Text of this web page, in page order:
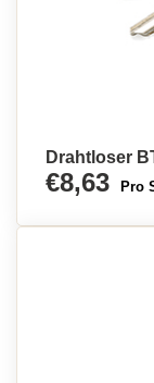
Drahtloser
€8,63 Pro